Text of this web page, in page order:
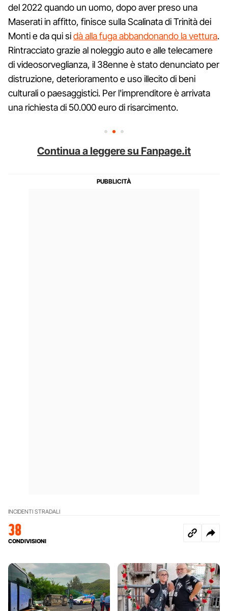
del 2022 quando un uomo, dopo aver preso una
Maserati in affitto, finisce sulla Scalinata di Trinità dei
Monti e da qui sidà alla fuga abbandonando la vettura.
Rintracciato grazie al noleggio auto e alle telecamere
di videosorveglianza, il 38enne è stato denunciato per
distruzione, deterioramento e uso illecito di beni
culturali o paesaggistici. Per l'imprenditore è arrivata
una richiesta di 50.000 euro di risarcimento.
Continua a leggere su Fanpage.it
INCIDENTI STRADALI
38
CONDIVISIONI